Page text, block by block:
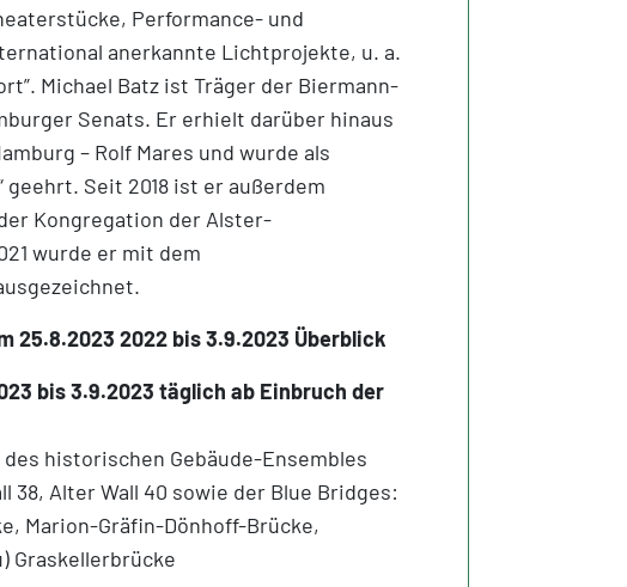
Performance- und
anerkannte Lichtprojekte, u. a.
Michael Batz ist Träger der Biermann-
Senats. Er erhielt darüber hinaus
– Rolf Mares und wurde als
geehrt. Seit 2018 ist er außerdem
Kongregation der Alster-
wurde er mit dem
25.8.2023 2022 bis 3.9.2023 Überblick
bis 3.9.2023 täglich ab Einbruch der
historischen Gebäude-Ensembles
38, Alter Wall 40 sowie der Blue Bridges:
Marion-Gräfin-Dönhoff-Brücke,
Graskellerbrücke